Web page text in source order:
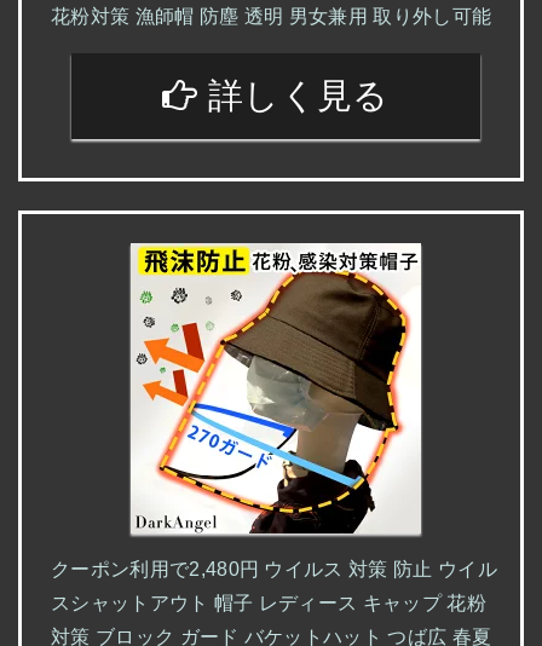
花粉対策 漁師帽 防塵 透明 男女兼用 取り外し可能
詳しく見る
クーポン利用で2,480円 ウイルス 対策 防止 ウイル
スシャットアウト 帽子 レディース キャップ 花粉
対策 ブロック ガード バケットハット つば広 春夏